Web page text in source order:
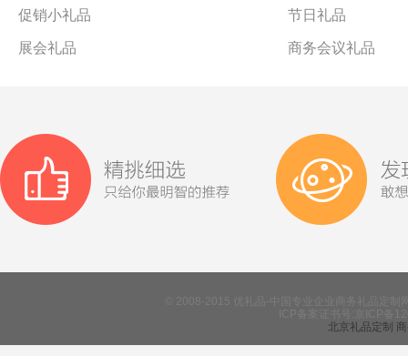
促销小礼品 节日礼品
展会礼品 商务会议礼品
北京礼品定制